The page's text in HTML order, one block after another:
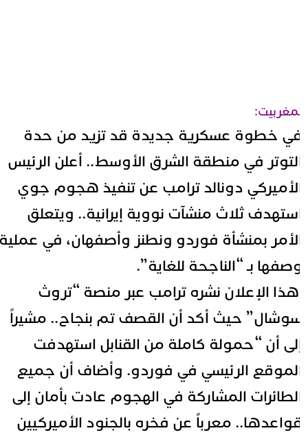
خطوة عسكرية جديدة قد تزيد من حدة
في منطقة الشرق الأوسط.. أعلن الرئيس
دونالد ترامب عن تنفيذ هجوم جوي
ثلاث منشآت نووية إيرانية.. ويتعلق
بمنشأة فوردو ونطنز وأصفهان، في عملية
بـ “الناجحة للغاية”.
الإعلان نشره ترامب عبر منصة “تروث
حيث أكد أن القصف تم بنجاح.. مشيراً
أن “حمولة كاملة من القنابل استهدفت
الرئيسي في فوردو. وأضاف أن جميع
المشاركة في الهجوم عادت بأمان إلى
معرباً عن فخره بالجنود الأميركيين